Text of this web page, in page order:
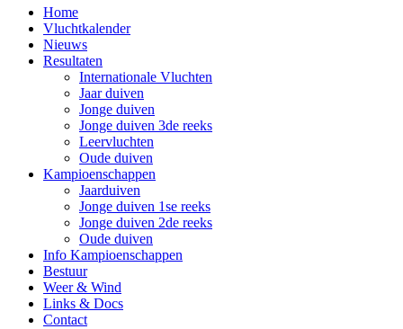
Home
Vluchtkalender
Nieuws
Resultaten
Internationale Vluchten
Jaar duiven
Jonge duiven
Jonge duiven 3de reeks
Leervluchten
Oude duiven
Kampioenschappen
Jaarduiven
Jonge duiven 1se reeks
Jonge duiven 2de reeks
Oude duiven
Info Kampioenschappen
Bestuur
Weer & Wind
Links & Docs
Contact